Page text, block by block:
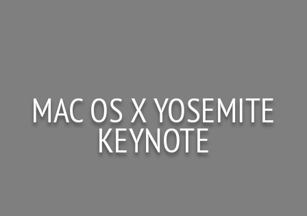
MAC OS X YOSEMITE
KEYNOTE